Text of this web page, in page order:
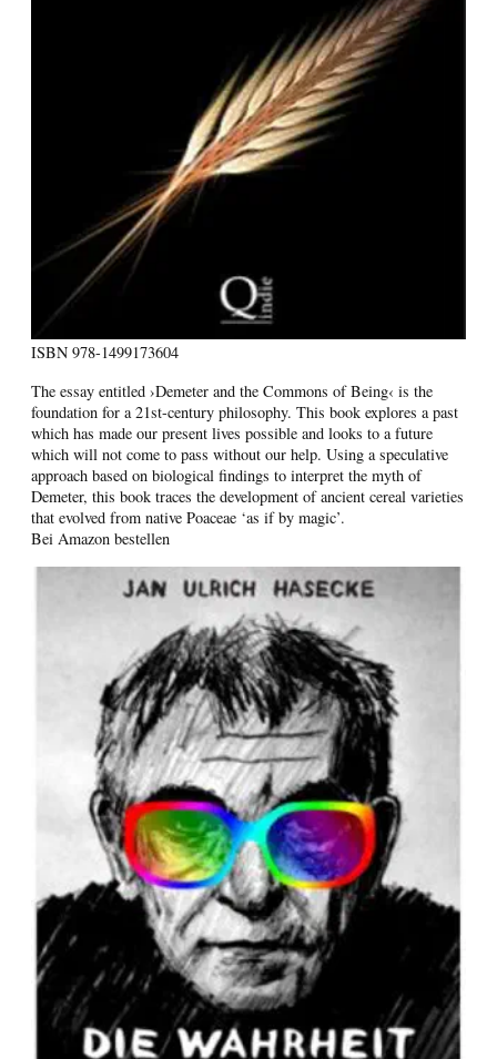
ISBN 978-1499173604
The essay entitled ›Demeter and the Commons of Being‹ is the
foundation for a 21st-century philosophy. This book explores a past
which has made our present lives possible and looks to a future
which will not come to pass without our help. Using a speculative
approach based on biological findings to interpret the myth of
Demeter, this book traces the development of ancient cereal varieties
that evolved from native Poaceae ‘as if by magic’.
Bei Amazon bestellen